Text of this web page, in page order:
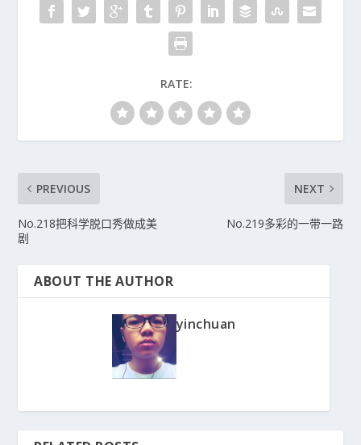
RATE:
PREVIOUS
No.218把科学脱口秀做成美
剧
NEXT
No.219多彩的一带一路
ABOUT THE AUTHOR
yinchuan